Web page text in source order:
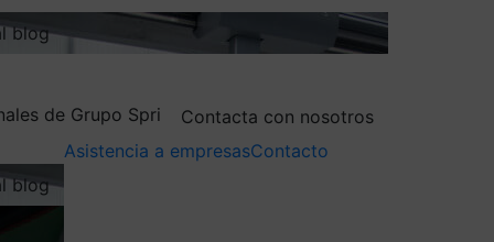
blog
de Grupo Spri
Contacta con nosotros
blog
Asistencia a empresasContacto